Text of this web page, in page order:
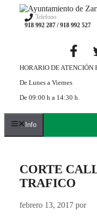
Telefono
918 992 287 / 918 992 527
HORARIO DE ATENCIÓN
De Lunes a Viernes
De 09:00 h a 14:30 h.
Info
CORTE
TRAFICO
febrero 13, 2017 por